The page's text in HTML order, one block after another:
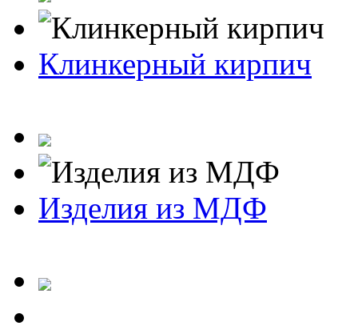
Клинкерный кирпич
Изделия из МДФ